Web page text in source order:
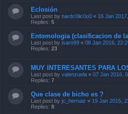
Eclosión
Last post by hardc0lic0o0 « 16 Jan
Replies: 5
Entomologia (clasificacion de
Last post by isarn99 « 08 Jan 2016,
Replies: 23
MUY INTERESANTES PARA
Last post by valenzuela « 07 Jan 2016,
Replies: 7
Que clase de bicho es ?
Last post by jc_hernaiz « 19 Jan 2015,
Replies: 8